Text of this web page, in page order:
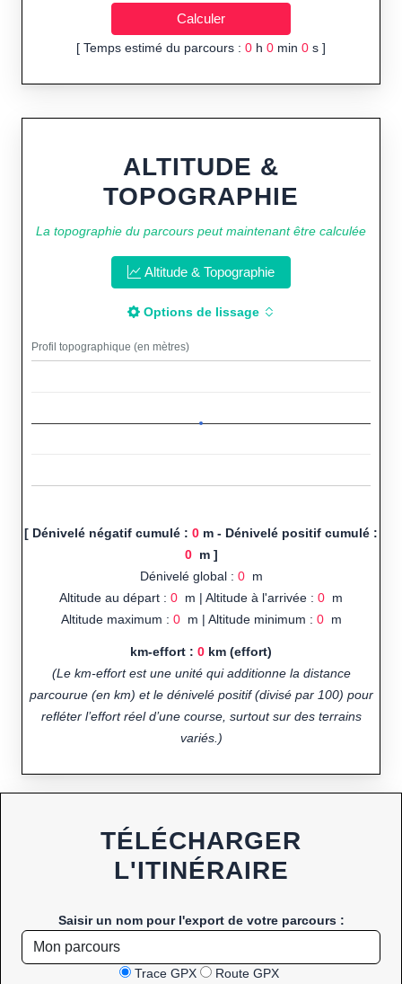
[ Temps estimé du parcours : 0 h 0 min 0 s ]
ALTITUDE &
TOPOGRAPHIE
La topographie du parcours peut maintenant être calculée
Altitude & Topographie
Options de lissage
Profil topographique (en mètres)
[ Dénivelé négatif cumulé : 0 m - Dénivelé positif cumulé :
0m ]
Dénivelé global : 0m
Altitude au départ : 0 m | Altitude à l'arrivée : 0 m
Altitude maximum : 0m | Altitude minimum : 0m
km-effort : 0 km (effort)
(Le km-effort est une unité qui additionne la distance
parcourue (en km) et le dénivelé positif (divisé par 100) pour
refléter l’effort réel d’une course, surtout sur des terrains
variés.)
TÉLÉCHARGER
L'ITINÉRAIRE
Saisir un nom pour l'export de votre parcours :
Trace GPX Route GPX